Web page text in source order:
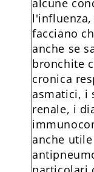
alcune
l'influenza,
facciano
anche se
bronchite
cronica
asmatici, i
renale, i
anche